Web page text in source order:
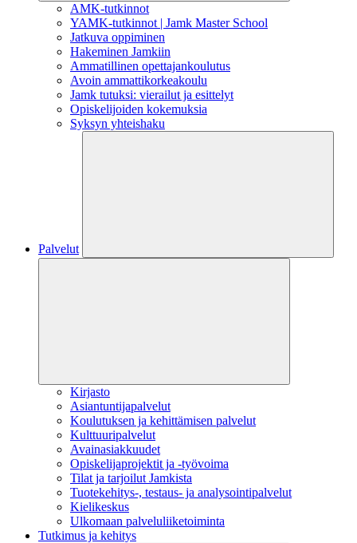
AMK-tutkinnot
YAMK-tutkinnot | Jamk Master School
Jatkuva oppiminen
Hakeminen Jamkiin
Ammatillinen opettajankoulutus
Avoin ammattikorkeakoulu
Jamk tutuksi: vierailut ja esittelyt
Opiskelijoiden kokemuksia
Syksyn yhteishaku
Palvelut
Kirjasto
Asiantuntijapalvelut
Koulutuksen ja kehittämisen palvelut
Kulttuuripalvelut
Avainasiakkuudet
Opiskelijaprojektit​ ja -työvoima
Tilat ja tarjoilut Jamkista
Tuotekehitys-, testaus- ja analysointipalvelut
Kielikeskus
Ulkomaan palveluliiketoiminta
Tutkimus ja kehitys